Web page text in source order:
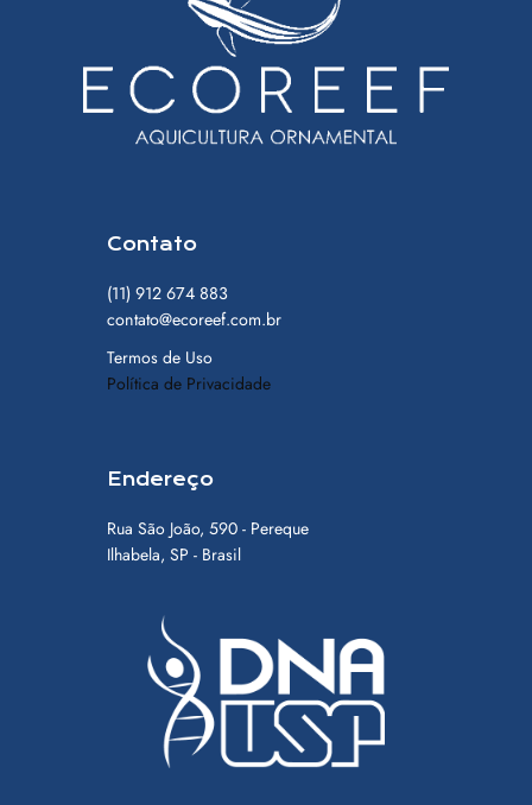
Contato
(11) 912 674 883
contato@ecoreef.com.br
Termos de Uso
Política de Privacidade
Endereço
Rua São João, 590 - Pereque
Ilhabela, SP - Brasil